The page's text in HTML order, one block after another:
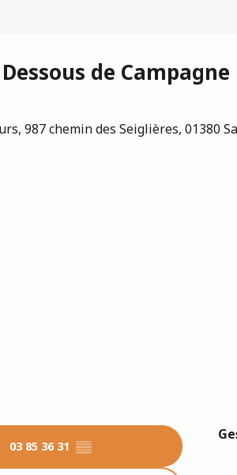
de Campagne
987 chemin des Seiglières, 01380
03 85 36 31 ▒▒